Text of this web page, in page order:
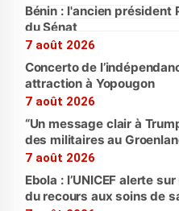
Bénin : l'ancien président
du Sénat
7 août 2026
Concerto de
attraction à Yopougon
7 août 2026
“Un message clair à
des militaires au
7 août 2026
Ebola : l’UNICEF alerte
du recours aux soins de